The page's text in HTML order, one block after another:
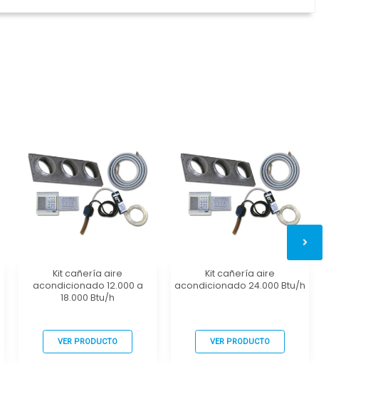
Kit cañería aire
acondicionado 12.000 a
18.000 Btu/h
VER PRODUCTO
Kit cañería aire
acondicionado 24.000 Btu/h
VER PRODUCTO